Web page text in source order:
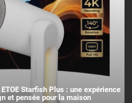
Starfish Plus : une expérience
et pensée pour la maison